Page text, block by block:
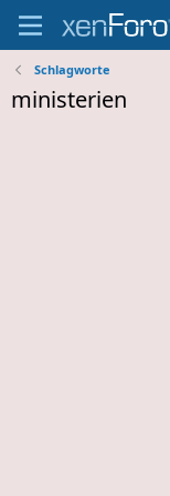
Schlagworte
ministerien